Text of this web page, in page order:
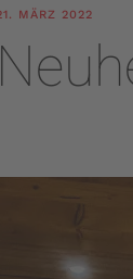
MÄRZ 2022